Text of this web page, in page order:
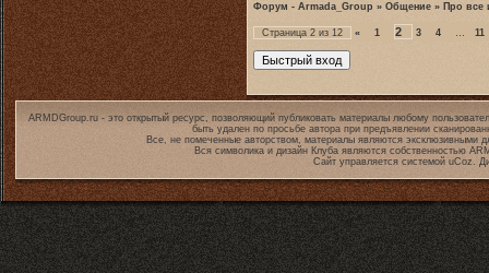
Форум - Armada_Group » Общение » Про все
Страница 2 из 12 « 1 2 3 4 … 11
ARMDGroup.ru - это открытый ресурс, позволяющий публиковать материалы любому
быть удален по просьбе автора при предъявлении
Все, не помеченные авторством, материалы являются эксклюзивными
Вся символика и дизайн Клуба являются собственностью
Сайт управляется системой uCoz.